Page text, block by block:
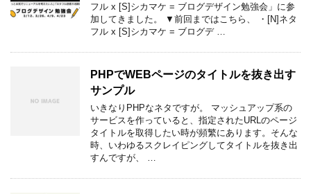
フル x [S]シカマケ = ブログデザイン勉強会」に参
加してきました。 ▼前回まではこちら、 ・[N]ネタ
フル x [S]シカマケ = ブログデ …
PHPでWEBページのタイトルを抜き出す
サンプル
いきなりPHPなネタですが。 マッシュアップ系の
サービスを作っていると、指定されたURLのページ
タイトルを取得したい時が頻繁にあります。そんな
時、いわゆるスクレイピングしてタイトルを抜き出
すんですが、 …